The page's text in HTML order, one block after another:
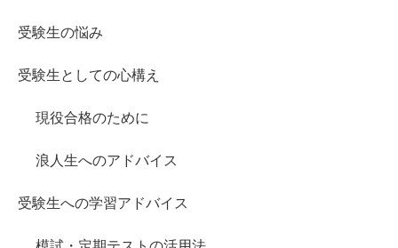
受験生の悩み
受験生としての心構え
現役合格のために
浪人生へのアドバイス
受験生への学習アドバイス